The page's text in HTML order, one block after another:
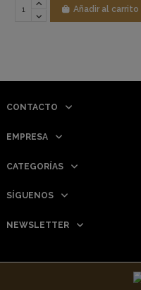
Añadir al carrito
CONTACTO
EMPRESA
CATEGORÍAS
SÍGUENOS
NEWSLETTER